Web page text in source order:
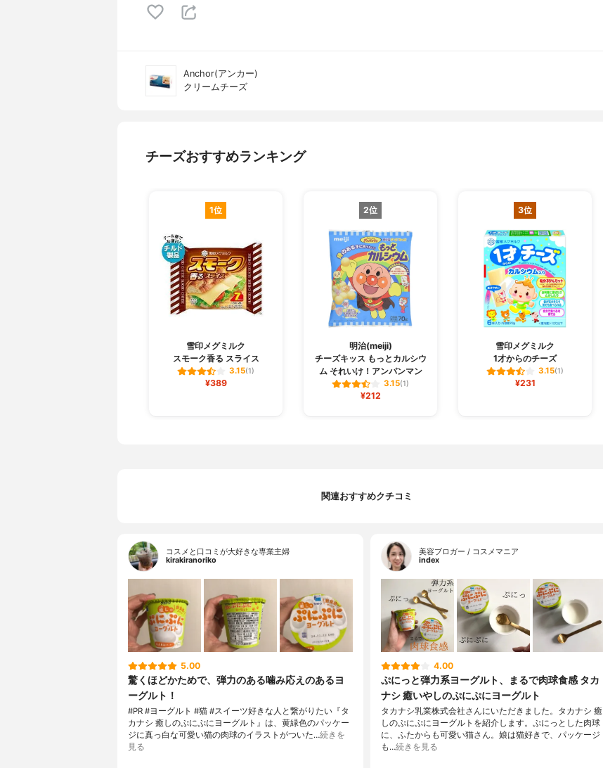
Anchor(アンカー)
クリームチーズ
チーズおすすめランキング
1位
雪印メグミルク
スモーク香る スライス
3.15(1)
¥389
2位
明治(meiji)
チーズキッス もっとカルシウ
ム それいけ！アンパンマン
3.15(1)
¥212
3位
雪印メグミルク
1才からのチーズ
3.15(1)
¥231
関連おすすめクチコミ
コスメと口コミが大好きな専業主婦
kirakiranoriko
5.00
驚くほどかためで、弾力のある噛み応えのあるヨ
ーグルト！
#PR #ヨーグルト #猫 #スイーツ好きな人と繋がりたい『タ
カナシ 癒しのぷにぷにヨーグルト』は、黄緑色のパッケー
ジに真っ白な可愛い猫の肉球のイラストがついた…続きを
見る
美容ブロガー / コスメマニア
index
4.00
ぷにっと弾力系ヨーグルト、まるで肉球食感 タカ
ナシ 癒いやしのぷにぷにヨーグルト
タカナシ乳業株式会社さんにいただきました。タカナシ 癒
しのぷにぷにヨーグルトを紹介します。ぷにっとした肉球
に、ふたからも可愛い猫さん。娘は猫好きで、パッケージ
も…続きを見る